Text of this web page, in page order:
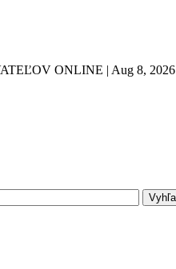
ONLINE | Aug 8, 2026